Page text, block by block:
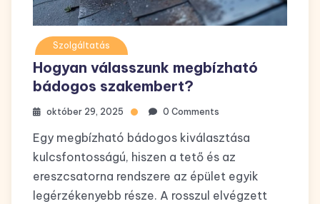
Szolgáltatás
Hogyan válasszunk megbízható
bádogos szakembert?
október 29, 2025 0 Comments
Egy megbízható bádogos kiválasztása
kulcsfontosságú, hiszen a tető és az
ereszcsatorna rendszere az épület egyik
legérzékenyebb része. A rosszul elvégzett